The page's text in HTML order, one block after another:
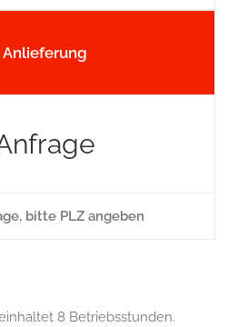
Anlieferung
bitte PLZ angeben
8 Betriebsstunden.